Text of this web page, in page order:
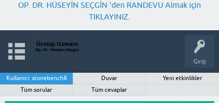
OP. DR. HÜSEYİN SEÇGİN 'den RANDEVU Almak için
TIKLAYINIZ.
Giriş
Kullanıcı: stonebench8 Duvar
Yeni etkinlikler
Tüm sorular
Tüm cevaplar